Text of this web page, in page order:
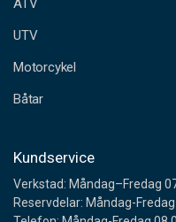
s
s
ATV
UTV
Motorcykel
Båtar
Kundservice
Verkstad: Måndag–Fredag
Reservdelar: Måndag-